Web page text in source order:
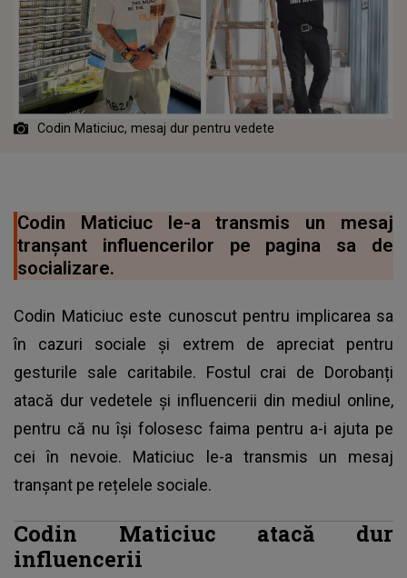
Codin Maticiuc, mesaj dur pentru vedete
Codin Maticiuc le-a transmis un mesaj
tranșant influencerilor pe pagina sa de
socializare.
Codin Maticiuc este cunoscut pentru implicarea sa
în cazuri sociale și extrem de apreciat pentru
gesturile sale caritabile. Fostul crai de Dorobanți
atacă dur vedetele și influencerii din mediul online,
pentru că nu își folosesc faima pentru a-i ajuta pe
cei în nevoie. Maticiuc le-a transmis un mesaj
tranșant pe rețelele sociale.
Codin Maticiuc atacă dur
influencerii